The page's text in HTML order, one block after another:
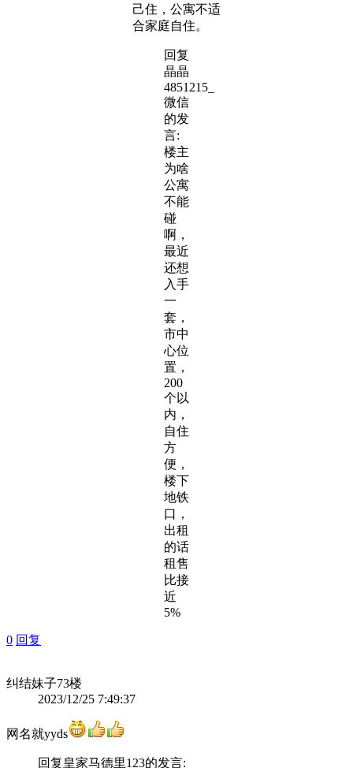
己住，公寓不适
合家庭自住。
回复
晶晶
4851215_
微信
的发
言:
楼主
为啥
公寓
不能
碰
啊，
最近
还想
入手
一
套，
市中
心位
置，
200
个以
内，
自住
方
便，
楼下
地铁
口，
出租
的话
租售
比接
近
5%
0 回复
纠结妹子73楼
2023/12/25 7:49:37
网名就yyds
回复皇家马德里123的发言: